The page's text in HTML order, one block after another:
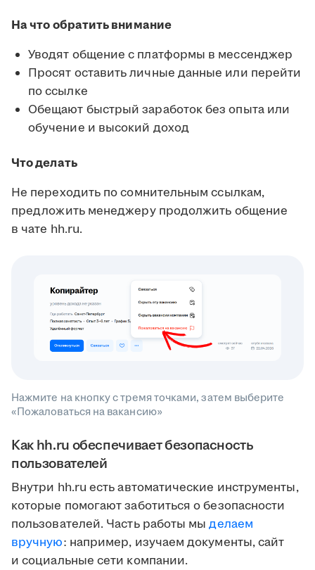
На что обратить внимание
Уводят общение с платформы в мессенджер
Просят оставить личные данные или перейти
по ссылке
Обещают быстрый заработок без опыта или
обучение и высокий доход
Что делать
Не переходить по сомнительным ссылкам,
предложить менеджеру продолжить общение
в чате hh.ru.
Нажмите на кнопку с тремя точками, затем выберите
«Пожаловаться на вакансию»
Как hh.ru обеспечивает безопасность
пользователей
Внутри hh.ru есть автоматические инструменты,
которые помогают заботиться о безопасности
пользователей. Часть работы мыделаем
вручную: например, изучаем документы, сайт
и социальные сети компании.